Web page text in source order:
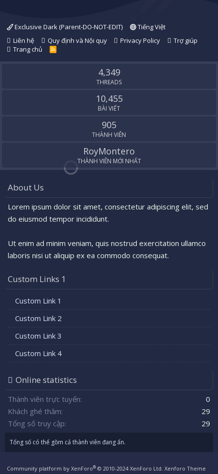
Exclusive Dark (Parent-DO-NOT-EDIT)
Tiếng Việt
Liên hệ
Quy định và Nội quy Privacy Policy
Trợ giúp
Trang chủ
R
S
4,349
THREADS
10,455
BÀI VIẾT
905
THÀNH VIÊN
RoyMontero
THÀNH VIÊN MỚI NHẤT
About Us
Lorem ipsum dolor sit amet, consectetur adipiscing elit, sed
do eiusmod tempor incididunt.
Ut enim ad minim veniam, quis nostrud exercitation ullamco
laboris nisi ut aliquip ex ea commodo consequat.
Custom Links 1
Custom Link 1
Custom Link 2
Custom Link 3
Custom Link 4
Online statistics
Thành viên trực tuyến
0
Khách ghé thăm
29
Tổng số truy cập
29
Tổng số có thể gồm cả thành viên đang ẩn.
Community platform by XenForo® © 2010-2024 XenForo Ltd. Xenforo Theme